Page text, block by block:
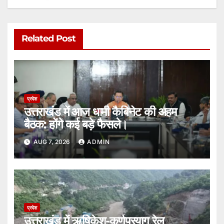
Related Post
प्रदेश
उत्तराखंड में आज धामी कैबिनेट की अहम
बैठक: होंगे कई बड़े फैसले।
AUG 7, 2026 ADMIN
प्रदेश
उत्तराखंड में ऋषिकेश-कर्णप्रयाग रेल